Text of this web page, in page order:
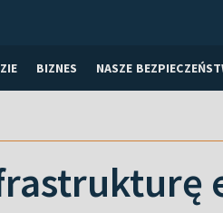
BIZNES NASZE